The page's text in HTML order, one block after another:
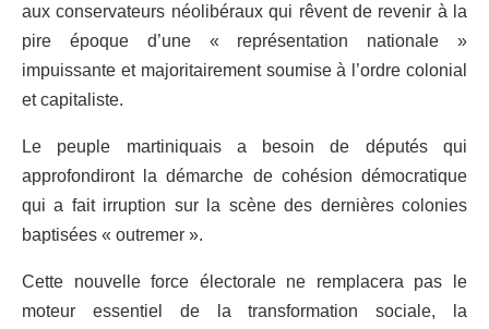
aux conservateurs néolibéraux qui rêvent de revenir à la
pire époque d’une « représentation nationale »
impuissante et majoritairement soumise à l’ordre colonial
et capitaliste.
Le peuple martiniquais a besoin de députés qui
approfondiront la démarche de cohésion démocratique
qui a fait irruption sur la scène des dernières colonies
baptisées « outremer ».
Cette nouvelle force électorale ne remplacera pas le
moteur essentiel de la transformation sociale, la